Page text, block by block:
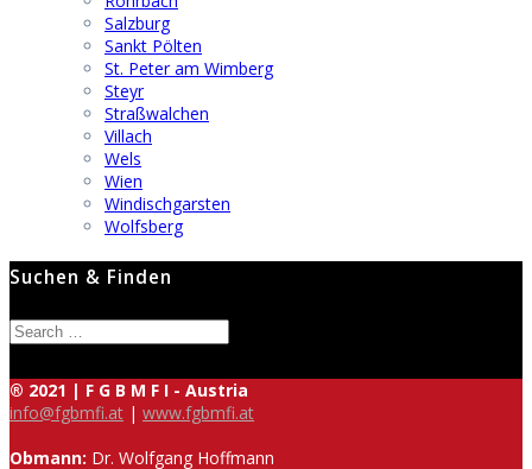
Salzburg
Sankt Pölten
St. Peter am Wimberg
Steyr
Straßwalchen
Villach
Wels
Wien
Windischgarsten
Wolfsberg
Suchen & Finden
Search
for:
® 2021 | F G B M F I - Austria
info@fgbmfi.at | www.fgbmfi.at
Obmann: Dr. Wolfgang Hoffmann